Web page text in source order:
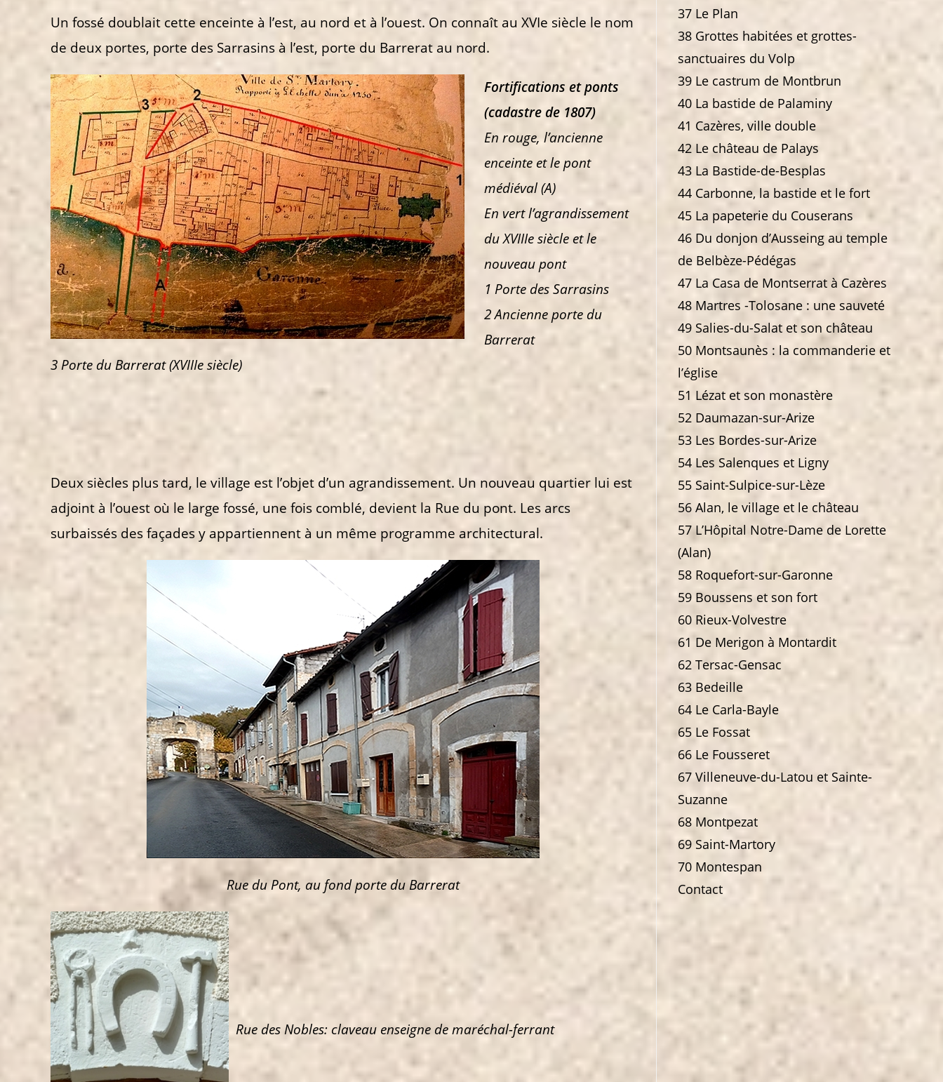
Un fossé doublait cette enceinte à l’est, au nord et à l’ouest. On connaît au XVIe siècle le nom
de deux portes, porte des Sarrasins à l’est, porte du Barrerat au nord.
Fortifications et ponts
(cadastre de 1807)
En rouge, l’ancienne
enceinte et le pont
médiéval (A)
En vert l’agrandissement
du XVIIIe siècle et le
nouveau pont
1 Porte des Sarrasins
2 Ancienne porte du
Barrerat
3 Porte du Barrerat (XVIIIe siècle)
Deux siècles plus tard, le village est l’objet d’un agrandissement. Un nouveau quartier lui est
adjoint à l’ouest où le large fossé, une fois comblé, devient la Rue du pont. Les arcs
surbaissés des façades y appartiennent à un même programme architectural.
Rue du Pont, au fond porte du Barrerat
Rue des Nobles: claveau enseigne de maréchal-ferrant
37 Le Plan
38 Grottes habitées et grottes-
sanctuaires du Volp
39 Le castrum de Montbrun
40 La bastide de Palaminy
41 Cazères, ville double
42 Le château de Palays
43 La Bastide-de-Besplas
44 Carbonne, la bastide et le fort
45 La papeterie du Couserans
46 Du donjon d’Ausseing au temple
de Belbèze-Pédégas
47 La Casa de Montserrat à Cazères
48 Martres -Tolosane : une sauveté
49 Salies-du-Salat et son château
50 Montsaunès : la commanderie et
l’église
51 Lézat et son monastère
52 Daumazan-sur-Arize
53 Les Bordes-sur-Arize
54 Les Salenques et Ligny
55 Saint-Sulpice-sur-Lèze
56 Alan, le village et le château
57 L’Hôpital Notre-Dame de Lorette
(Alan)
58 Roquefort-sur-Garonne
59 Boussens et son fort
60 Rieux-Volvestre
61 De Merigon à Montardit
62 Tersac-Gensac
63 Bedeille
64 Le Carla-Bayle
65 Le Fossat
66 Le Fousseret
67 Villeneuve-du-Latou et Sainte-
Suzanne
68 Montpezat
69 Saint-Martory
70 Montespan
Contact